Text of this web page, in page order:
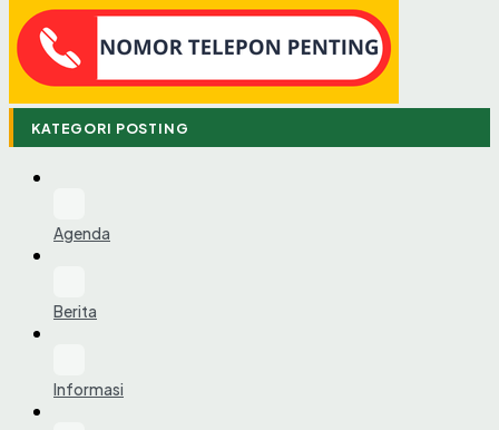
KATEGORI POSTING
Agenda
Berita
Informasi